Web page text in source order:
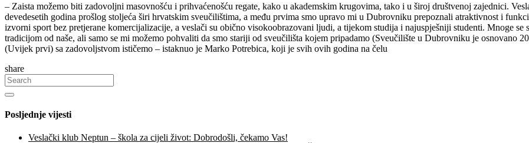
– Zaista možemo biti zadovoljni masovnošću i prihvaćenošću regate, kako u akademskim krugovima, tako i u široj društvenoj zajednici.
devedesetih godina prošlog stoljeća širi hrvatskim sveučilištima, a među prvima smo upravo mi u Dubrovniku prepoznali atraktivnost i
izvorni sport bez pretjerane komercijalizacije, a veslači su obično visokoobrazovani ljudi, a tijekom studija i najuspješniji studenti. Mnoge
tradicijom od naše, ali samo se mi možemo pohvaliti da smo stariji od sveučilišta kojem pripadamo (Sveučilište u Dubrovniku je osnovano
(Uvijek prvi) sa zadovoljstvom ističemo – istaknuo je Marko Potrebica, koji je svih ovih godina na čelu
share
Posljednje vijesti
Veslački klub Neptun – škola za cijeli život: Dobrodošli, čekamo Vas!